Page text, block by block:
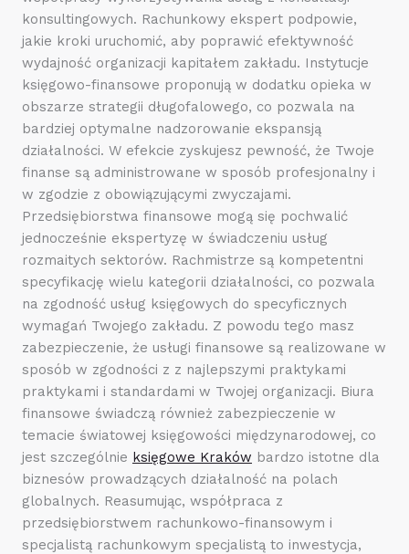
konsultingowych. Rachunkowy ekspert podpowie,
jakie kroki uruchomić, aby poprawić efektywność
wydajność organizacji kapitałem zakładu. Instytucje
księgowo-finansowe proponują w dodatku opieka w
obszarze strategii długofalowego, co pozwala na
bardziej optymalne nadzorowanie ekspansją
działalności. W efekcie zyskujesz pewność, że Twoje
finanse są administrowane w sposób profesjonalny i
w zgodzie z obowiązującymi zwyczajami.
Przedsiębiorstwa finansowe mogą się pochwalić
jednocześnie ekspertyzę w świadczeniu usług
rozmaitych sektorów. Rachmistrze są kompetentni
specyfikację wielu kategorii działalności, co pozwala
na zgodność usług księgowych do specyficznych
wymagań Twojego zakładu. Z powodu tego masz
zabezpieczenie, że usługi finansowe są realizowane w
sposób w zgodności z z najlepszymi praktykami
praktykami i standardami w Twojej organizacji. Biura
finansowe świadczą również zabezpieczenie w
temacie światowej księgowości międzynarodowej, co
jest szczególnie księgowe Kraków bardzo istotne dla
biznesów prowadzących działalność na polach
globalnych. Reasumując, współpraca z
przedsiębiorstwem rachunkowo-finansowym i
specjalistą rachunkowym specjalistą to inwestycja,